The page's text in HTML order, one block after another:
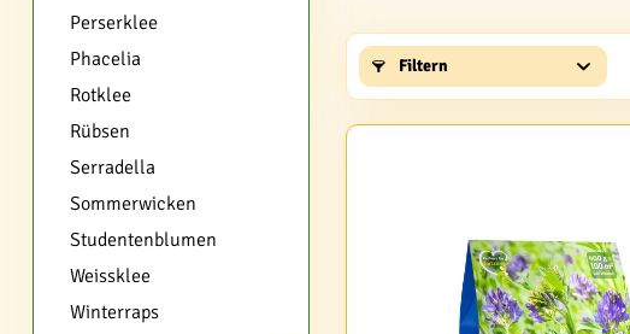
Perserklee
Phacelia
Rotklee
Rübsen
Serradella
Sommerwicken
Studentenblumen
Weissklee
Winterraps
Filtern